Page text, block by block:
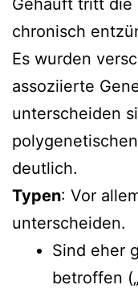
chronisch
Es wurden
assoziierte
unterscheiden
deutlich.
Typen: Vor
unterscheiden.
Sind eher
betroffen